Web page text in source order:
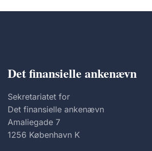
Det finansielle ankenævn
Sekretariatet for
Det finansielle ankenævn
Amaliegade 7
1256 København K